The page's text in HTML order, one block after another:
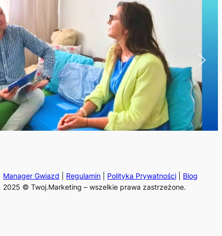
Manager Gwiazd Regulamin Polityka Prywatności
Blog
2025 © Twoj.Marketing – wszelkie prawa zastrzeżone.